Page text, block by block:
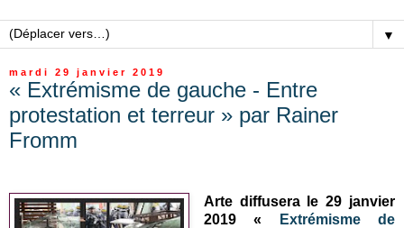
▼
mardi 29 janvier 2019
« Extrémisme de gauche - Entre
protestation et terreur » par Rainer
Fromm
Arte diffusera le 29 janvier
2019 «
Extrémisme de